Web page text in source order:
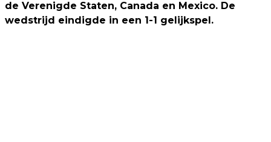
de Verenigde Staten, Canada en Mexico. De
wedstrijd eindigde in een 1-1 gelijkspel.